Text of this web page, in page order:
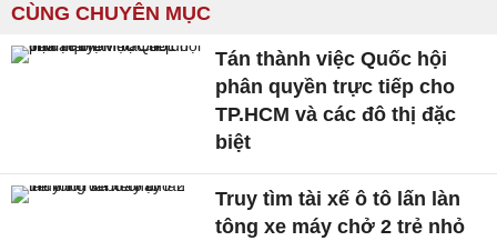
CÙNG CHUYÊN MỤC
Tán thành việc Quốc hội
phân quyền trực tiếp cho
TP.HCM và các đô thị đặc
biệt
Truy tìm tài xế ô tô lấn làn
tông xe máy chở 2 trẻ nhỏ